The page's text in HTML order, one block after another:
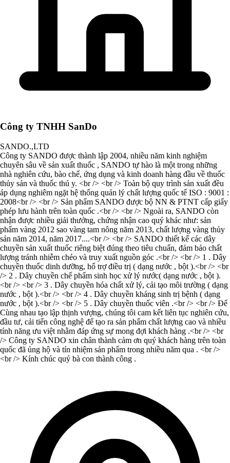
Công ty TNHH SanDo
SANDO.,LTD
Công ty SANDO được thành lập 2004, nhiều năm kinh nghiệm
chuyên sâu về sản xuất thuốc , SANDO tự hào là một trong những
nhà nghiên cứu, bào chế, ứng dụng và kinh doanh hàng đầu về thuốc
thủy sản và thuốc thú y. <br /> <br /> Toàn bộ quy trình sản xuất đều
áp dụng nghiêm ngặt hệ thống quản lý chất lượng quốc tế ISO : 9001 :
2008<br /> <br /> Sản phẩm SANDO được bộ NN & PTNT cấp giấy
phép lưu hành trên toàn quốc .<br /> <br /> Ngoài ra, SANDO còn
nhận được nhiều giải thưởng, chứng nhận cao quý khác như: sản
phẩm vàng 2012 sao vàng tam nông năm 2013, chất lượng vàng thủy
sản năm 2014, năm 2017....<br /> <br /> SANDO thiết kế các dây
chuyền sản xuất thuốc riêng biệt đúng theo tiêu chuẩn, đảm bảo chất
lượng tránh nhiễm chéo và truy xuất nguồn góc .<br /> <br /> 1 . Dây
chuyền thuốc dinh dưỡng, hổ trợ điều trị ( dạng nước , bột ).<br /> <br
/> 2 . Dây chuyền chế phẩm sinh học xử lý nước( dạng nước , bột ).
<br /> <br /> 3 . Dây chuyền hóa chất xử lý, cải tạo môi trường ( dạng
nước , bột ).<br /> <br /> 4 . Dây chuyền kháng sinh trị bệnh ( dạng
nước , bột ).<br /> <br /> 5 . Dây chuyền thuốc viên .<br /> <br /> Để
Cùng nhau tạo lập thịnh vượng, chúng tôi cam kết liên tục nghiên cứu,
đầu tư, cải tiến công nghệ để tạo ra sản phẩm chất lượng cao và nhiều
tính năng ưu việt nhằm đáp ứng sự mong đợi khách hàng .<br /> <br
/> Công ty SANDO xin chân thành cảm ơn quý khách hàng trên toàn
quốc đã ủng hộ và tín nhiệm sản phẩm trong nhiều năm qua . <br />
<br /> Kính chúc quý bà con thành công .